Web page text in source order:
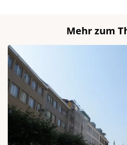
Mehr zum